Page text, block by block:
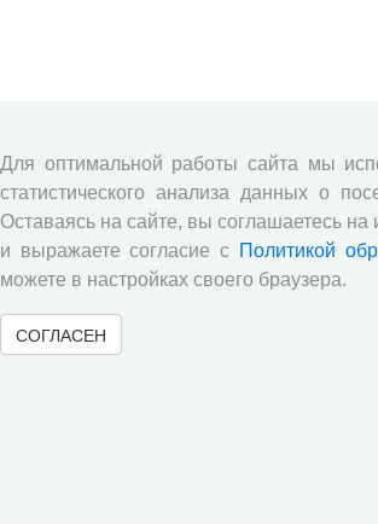
Для оптимальной работы сайта мы
статистического анализа данных о
Оставаясь на сайте, вы соглашаетесь
и выражаете согласие с Политикой
можете в настройках своего браузера.
СОГЛАСЕН